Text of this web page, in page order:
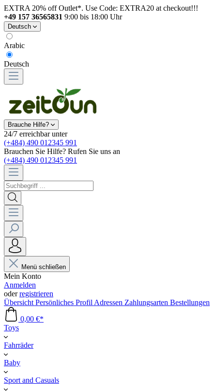
EXTRA 20% off Outlet*. Use Code: EXTRA20 at checkout!!!
+49 157 36565831 9:00 bis 18:00 Uhr
Deutsch
Arabic
Deutsch
Brauche Hilfe?
24/7 erreichbar unter
(+484) 490 012345 991
Brauchen Sie Hilfe? Rufen Sie uns an
(+484) 490 012345 991
Menü schließen
Mein Konto
Anmelden
oderregistrieren
Übersicht Persönliches Profil Adressen Zahlungsarten Bestellungen
0,00 €*
Toys
Fahrräder
Baby
Sport and Casuals